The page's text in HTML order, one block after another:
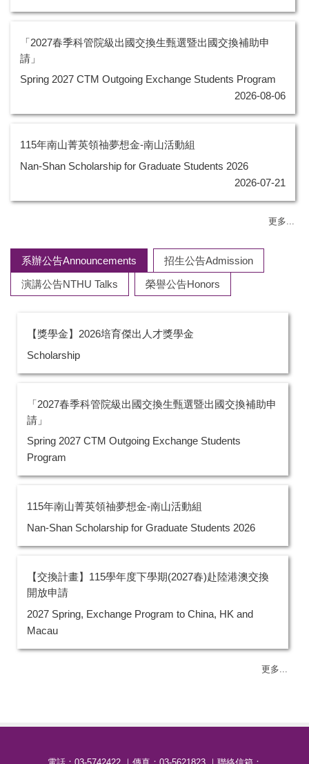
「2027春季科管院級出國交換生甄選暨出國交換補助申
請」
Spring 2027 CTM Outgoing Exchange Students Program
2026-08-06
115年南山菁英領䄂夢想金-南山活動組
Nan-Shan Scholarship for Graduate Students 2026
2026-07-21
更多...
系辦公告Announcements
招生公告Admission
演講公告NTHU Talks
榮譽公告Honors
【獎學金】2026培育傑出人才獎學金
Scholarship
「2027春季科管院級出國交換生甄選暨出國交換補助申
請」
Spring 2027 CTM Outgoing Exchange Students
Program
115年南山菁英領䄂夢想金-南山活動組
Nan-Shan Scholarship for Graduate Students 2026
【交換計畫】115學年度下學期(2027春)赴陸港澳交換
開放申請
2027 Spring, Exchange Program to China, HK and
Macau
更多...